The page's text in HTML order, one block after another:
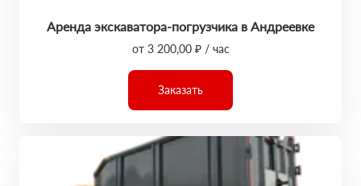
Аренда экскаватора-погрузчика в Андреевке
от 3 200,00 ₽ / час
Заказать